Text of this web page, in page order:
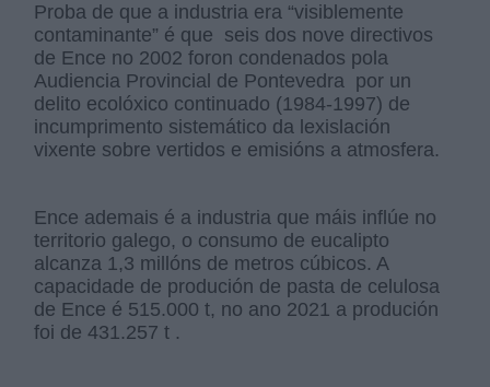
Proba de que a industria era “visiblemente
contaminante” é que seis dos nove directivos
de Ence no 2002 foron condenados pola
Audiencia Provincial de Pontevedra por un
delito ecolóxico continuado (1984-1997) de
incumprimento sistemático da lexislación
vixente sobre vertidos e emisións a atmosfera.
Ence ademais é a industria que máis inflúe no
territorio galego, o consumo de eucalipto
alcanza 1,3 millóns de metros cúbicos. A
capacidade de produción de pasta de celulosa
de Ence é 515.000 t, no ano 2021 a produción
foi de 431.257 t .